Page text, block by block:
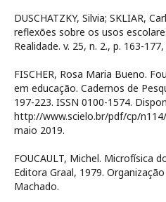
DUSCHATZKY, Silvia; SKLIAR,
reflexões sobre os usos
Realidade. v. 25, n. 2., p. 163-
FISCHER, Rosa Maria Bueno.
em educação. Cadernos de
197-223. ISSN 0100-1574.
http://www.scielo.br/pdf/cp/
maio 2019.
FOUCAULT, Michel. Microfísica
Editora Graal, 1979.
Machado.